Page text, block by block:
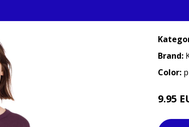
Brand:
Color:
9.95